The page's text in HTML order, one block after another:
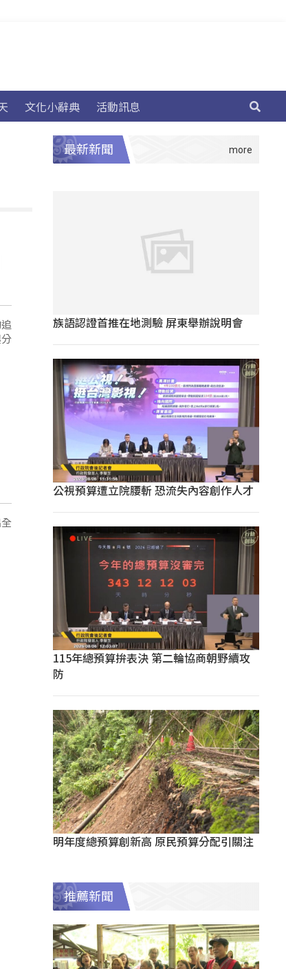
文化小辭典 活動訊息
最新新聞
族語認證首推在地測驗 屏東舉辦說明會
公視預算遭立院腰斬 恐流失內容創作人才
115年總預算拚表決 第二輪協商朝野續攻
防
明年度總預算創新高 原民預算分配引關注
推薦新聞